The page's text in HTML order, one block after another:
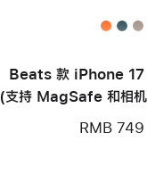
Beats 款 iPhone 17
(支持 MagSafe 和相
RMB 749